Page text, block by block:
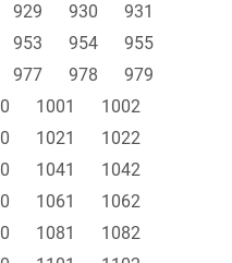
929 930
931
953 954
955
977 978
979
1001
1002
1021
1022
1041
1042
1061
1062
1081
1082